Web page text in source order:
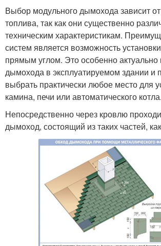
Выбор модульного дымохода зависит
топлива, так как они существенно
техническим характеристикам.
систем является возможность
прямым углом. Это особенно
дымохода в эксплуатируемом здании и
выбрать практически любое место для
камина, печи или автоматического котла.
Непосредственно через кровлю
дымоход, состоящий из таких частей,